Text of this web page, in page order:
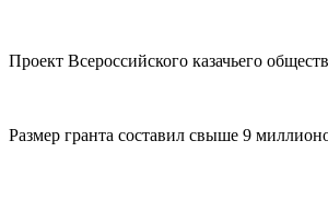
Проект Всероссийского казачьего
Размер гранта составил свыше 9